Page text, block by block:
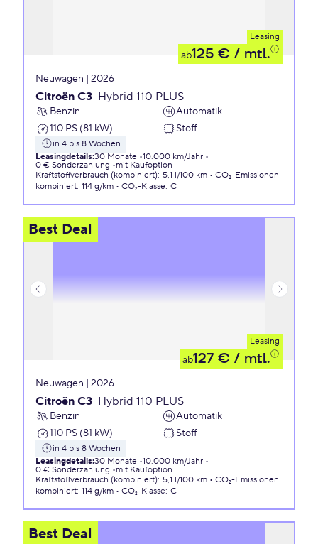
Leasing
ab125 € / mtl.
Neuwagen | 2026
Citroën C3 Hybrid 110 PLUS
Benzin
Automatik
110 PS (81 kW)
Stoff
in 4 bis 8 Wochen
Leasingdetails:30 Monate 10.000 km/Jahr
0 € Sonderzahlung
mit Kaufoption
Kraftstoffverbrauch (kombiniert): 5,1 l/100 km
CO₂-Emissionen
kombiniert: 114 g/km CO₂-Klasse: C
Best Deal
Leasing
ab127 € / mtl.
Neuwagen | 2026
Citroën C3 Hybrid 110 PLUS
Benzin
Automatik
110 PS (81 kW)
Stoff
in 4 bis 8 Wochen
Leasingdetails:30 Monate 10.000 km/Jahr
0 € Sonderzahlung
mit Kaufoption
Kraftstoffverbrauch (kombiniert): 5,1 l/100 km
CO₂-Emissionen
kombiniert: 114 g/km CO₂-Klasse: C
Best Deal